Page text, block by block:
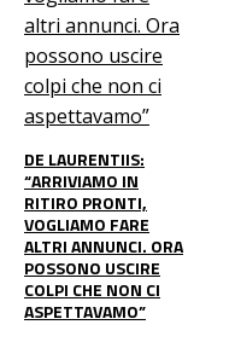
DE LAURENTIIS:
“ARRIVIAMO IN
RITIRO PRONTI,
VOGLIAMO FARE
ALTRI ANNUNCI. ORA
POSSONO USCIRE
COLPI CHE NON CI
ASPETTAVAMO”